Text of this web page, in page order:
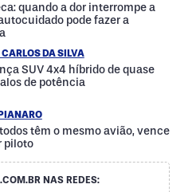
quando a dor interrompe a
pode fazer a
DA SILVA
SUV 4x4 híbrido de quase
de potência
têm o mesmo avião, vence
piloto
NAS REDES: